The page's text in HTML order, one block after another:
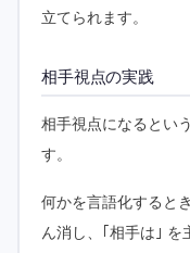
立てられます。
相手視点の実践
相手視点になるとい
す。
何かを言語化すると
ん消し、｢相手は｣ を